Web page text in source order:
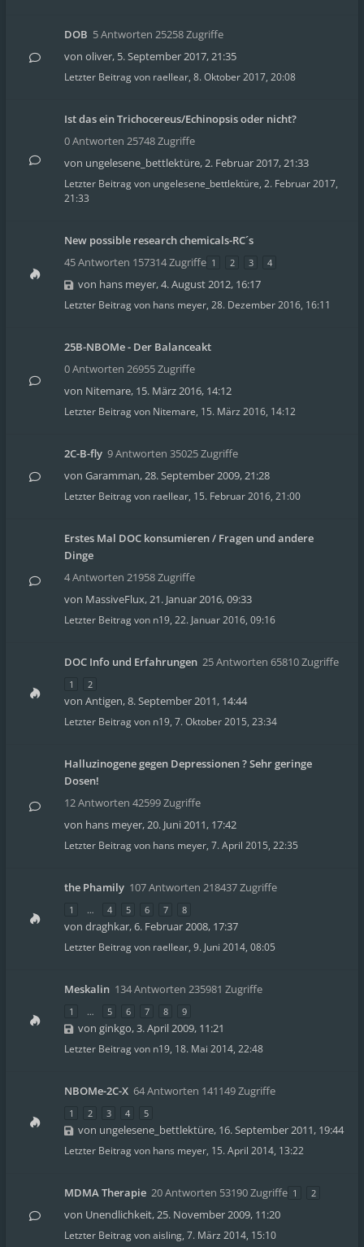
DOB 5 Antworten 25258 Zugriffe
von oliver, 5. September 2017, 21:35
Letzter Beitrag von raellear, 8. Oktober 2017, 20:08
Ist das ein Trichocereus/Echinopsis oder nicht?
0 Antworten 25748 Zugriffe
von ungelesene_bettlektüre,2. Februar 2017, 21:33
Letzter Beitrag von ungelesene_bettlektüre, 2. Februar 2017,
21:33
New possible research chemicals-RC´s
45 Antworten 157314 Zugriffe 1 2 3 4
von hans meyer,4. August 2012, 16:17
Letzter Beitrag von hans meyer, 28. Dezember 2016, 16:11
25B-NBOMe - Der Balanceakt
0 Antworten 26955 Zugriffe
von Nitemare, 15. März 2016, 14:12
Letzter Beitrag von Nitemare, 15. März 2016, 14:12
2C-B-fly 9 Antworten 35025 Zugriffe
von Garamman,28. September 2009, 21:28
Letzter Beitrag von raellear, 15. Februar 2016, 21:00
Erstes Mal DOC konsumieren / Fragen und andere
Dinge
4 Antworten 21958 Zugriffe
von MassiveFlux,21. Januar 2016, 09:33
Letzter Beitrag von n19, 22. Januar 2016, 09:16
DOC Info und Erfahrungen 25 Antworten 65810 Zugriffe
1 2
von Antigen,8. September 2011, 14:44
Letzter Beitrag von n19, 7. Oktober 2015, 23:34
Halluzinogene gegen Depressionen ? Sehr geringe
Dosen!
12 Antworten 42599 Zugriffe
von hans meyer,20. Juni 2011, 17:42
Letzter Beitrag von hans meyer, 7. April 2015, 22:35
the Phamily 107 Antworten 218437 Zugriffe
1 … 4 5 6 7 8
von draghkar,6. Februar 2008, 17:37
Letzter Beitrag von raellear, 9. Juni 2014, 08:05
Meskalin 134 Antworten 235981 Zugriffe
1 … 5 6 7 8 9
von ginkgo,3. April 2009, 11:21
Letzter Beitrag von n19, 18. Mai 2014, 22:48
NBOMe-2C-X 64 Antworten 141149 Zugriffe
1 2 3 4 5
von ungelesene_bettlektüre, 16. September 2011, 19:44
Letzter Beitrag von hans meyer, 15. April 2014, 13:22
MDMA Therapie 20 Antworten 53190 Zugriffe 1 2
von Unendlichkeit,25. November 2009, 11:20
Letzter Beitrag vonaisling, 7. März 2014, 15:10